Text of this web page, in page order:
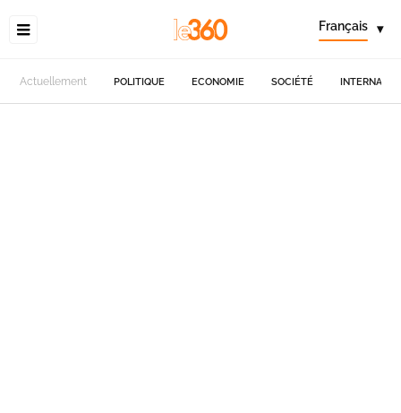
Français ▾
Actuellement POLITIQUE ECONOMIE SOCIÉTÉ